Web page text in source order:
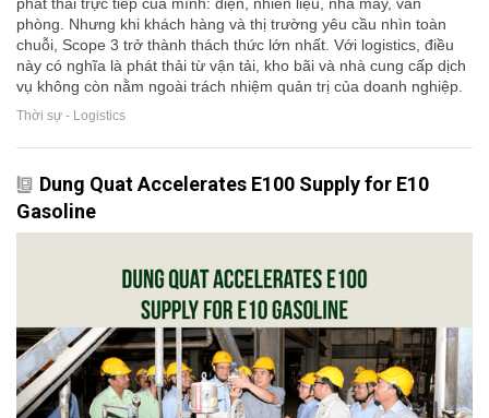
phòng. Nhưng khi khách hàng và thị trường yêu cầu nhìn toàn
chuỗi, Scope 3 trở thành thách thức lớn nhất. Với logistics, điều
này có nghĩa là phát thải từ vận tải, kho bãi và nhà cung cấp dịch
vụ không còn nằm ngoài trách nhiệm quản trị của doanh nghiệp.
Thời sự - Logistics
Dung Quat Accelerates E100 Supply for E10
Gasoline